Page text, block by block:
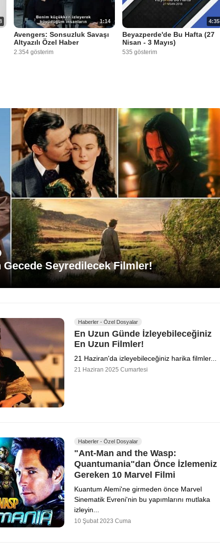
1:14
Avengers: Sonsuzluk Savaşı
Altyazılı Özel Haber
2.354 gösterim
4:35
Beyazperde'de Bu Hafta (27
Nisan - 3 Mayıs)
535 gösterim
Gecede Seyredilecek Filmler!
Haberler - Özel Dosyalar
En Uzun Günde İzleyebileceğiniz
En Uzun Filmler!
21 Haziran'da izleyebileceğiniz harika filmler...
21 Haziran 2025 Cumartesi
Haberler - Özel Dosyalar
"Ant-Man and the Wasp:
Quantumania"dan Önce İzlemeniz
Gereken 10 Marvel Filmi
Kuantum Alemi'ne girmeden önce Marvel
Sinematik Evreni'nin bu yapımlarını mutlaka
izleyin...
10 Şubat 2023 Cuma